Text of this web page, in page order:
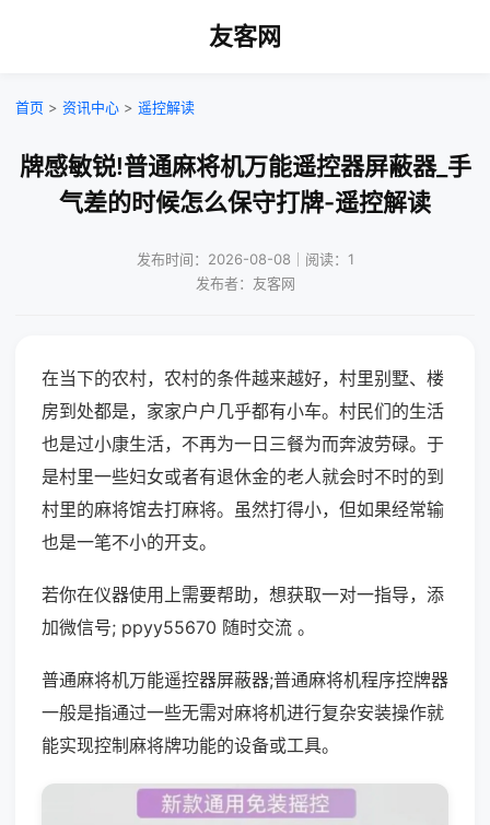
友客网
首页 > 资讯中心 > 遥控解读
牌感敏锐!普通麻将机万能遥控器屏蔽器_手
气差的时候怎么保守打牌-遥控解读
发布时间：2026-08-08｜阅读：1
发布者：友客网
在当下的农村，农村的条件越来越好，村里别墅、楼
房到处都是，家家户户几乎都有小车。村民们的生活
也是过小康生活，不再为一日三餐为而奔波劳碌。于
是村里一些妇女或者有退休金的老人就会时不时的到
村里的麻将馆去打麻将。虽然打得小，但如果经常输
也是一笔不小的开支。
若你在仪器使用上需要帮助，想获取一对一指导，添
加微信号; ppyy55670 随时交流 。
普通麻将机万能遥控器屏蔽器;普通麻将机程序控牌器
一般是指通过一些无需对麻将机进行复杂安装操作就
能实现控制麻将牌功能的设备或工具。